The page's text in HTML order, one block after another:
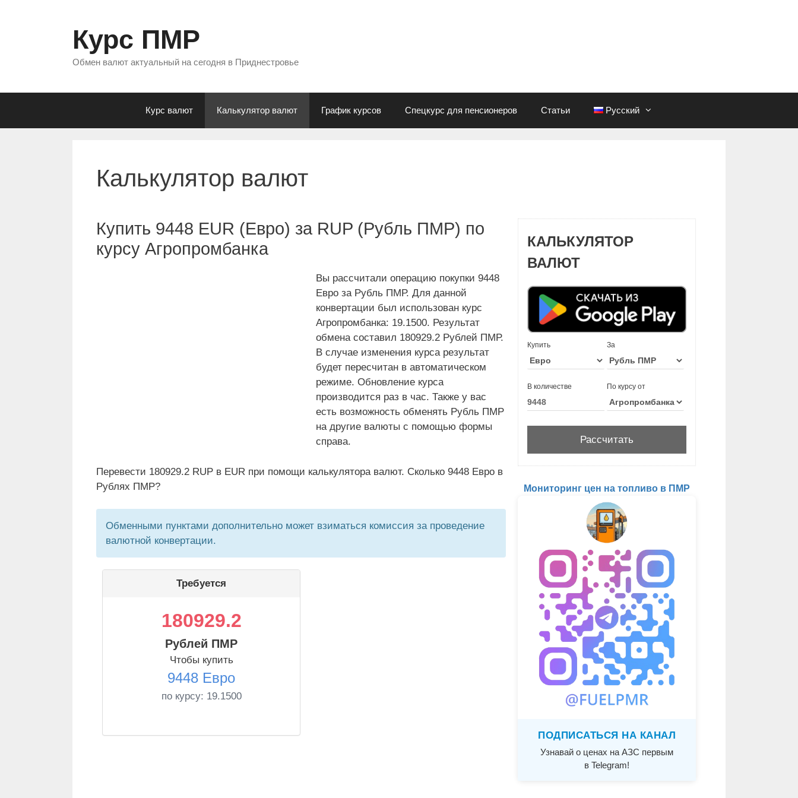
Курс ПМР
Обмен валют актуальный на сегодня в Приднестровье
Курс валют Калькулятор валют График курсов Спецкурс для пенсионеров Статьи Русский
Калькулятор валют
Купить 9448 EUR (Евро) за RUP (Рубль ПМР) по
курсу Агропромбанка
Вы рассчитали операцию покупки 9448
Евро за Рубль ПМР. Для данной
конвертации был использован курс
Агропромбанка: 19.1500. Результат
обмена составил 180929.2 Рублей ПМР.
В случае изменения курса результат
будет пересчитан в автоматическом
режиме. Обновление курса
производится раз в час. Также у вас
есть возможность обменять Рубль ПМР
на другие валюты с помощью формы
справа.
Перевести 180929.2 RUP в EUR при помощи калькулятора валют. Сколько 9448 Евро в
Рублях ПМР?
Обменными пунктами дополнительно может взиматься комиссия за проведение
валютной конвертации.
Требуется
180929.2
Рублей ПМР
Чтобы купить
9448 Евро
по курсу: 19.1500
КАЛЬКУЛЯТОР
ВАЛЮТ
Купить За
В количестве По курсу от
Мониторинг цен на топливо в ПМР
ПОДПИСАТЬСЯ НА КАНАЛ
Узнавай о ценах на АЗС первым
в Telegram!